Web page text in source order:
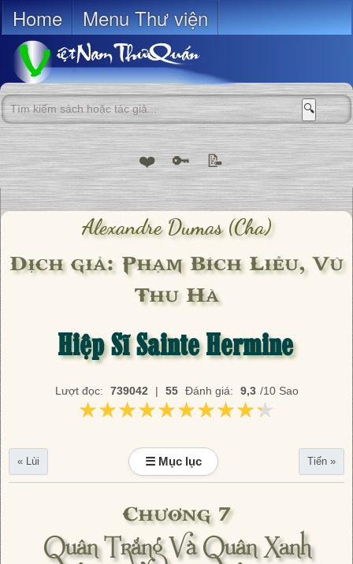
Home Menu Thư viện
🔍
❤️ 🔑 📝
Alexandre Dumas (cha)
Dịch giả: Phạm Bích Liễu, Vũ
Thu Hà
Hiệp Sĩ Sainte Hermine
Lượt đọc: 739042 | 55 Đánh giá: 9,3 /10 Sao
★★★★★★★★★★
★★★★★★★★★★
« Lùi ☰ Mục lục Tiến »
Chương 7
Quân Trắng Và Quân Xanh